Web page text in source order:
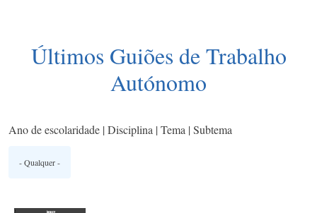
Últimos Guiões de Trabalho
Autónomo
Ano de escolaridade | Disciplina | Tema | Subtema